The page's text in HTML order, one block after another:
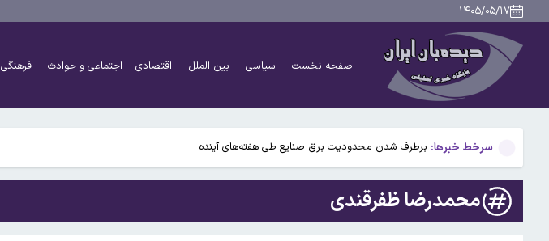
۱۴۰۵/۰۵/۱۷
صفحه نخست سیاسی بین الملل اقتصادی اجتماعی و حوادث فرهنگی
سرخط خبرها:
نمایش‌های کشور٢ شب به صحنه نمی‌روند
چطور بدون آسیب دیدن دوربین موبایل از خورشیدگرفتگی عکس بگیریم؟
معافیت برخی دانشگاه‌ها از اجرای طرح جدید تغذیه دانشجویان/اجرای طرح مرحله‌ای خواهد بود
برطرف شدن محدودیت‌ برق صنایع طی هفته‌های آینده
پیش‌بینی وضعیت جوی ۵ روز آینده؛ موج جدید ناپایداری جوی در راه است
محمدرضا ظفرقندی